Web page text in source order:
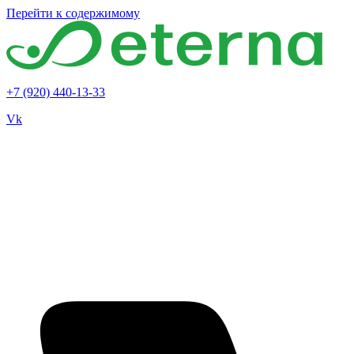
Перейти к содержимому
+7 (920) 440-13-33
Vk